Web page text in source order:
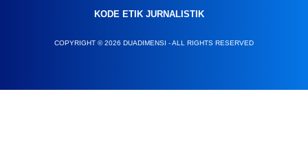
KODE ETIK JURNALISTIK
COPYRIGHT © 2026 DUADIMENSI - ALL RIGHTS RESERVED